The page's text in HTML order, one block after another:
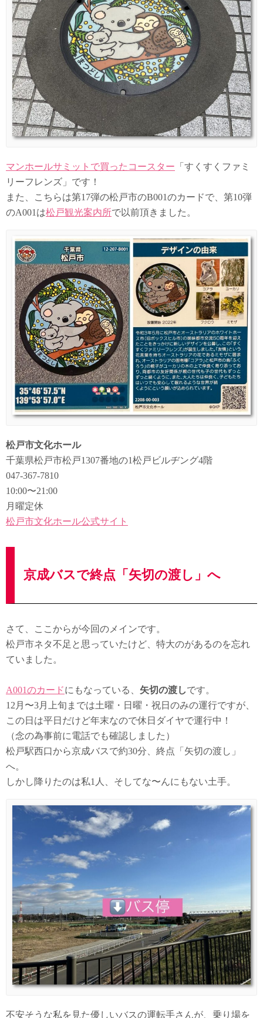
マンホールサミットで買ったコースター 「すくすくファミ
リーフレンズ」です！
また、こちらは第17弾の松戸市のB001のカードで、第10弾
のA001は松戸観光案内所で以前頂きました。
松戸市文化ホール
千葉県松戸市松戸1307番地の1松戸ビルヂング4階
047-367-7810
10:00〜21:00
月曜定休
松戸市文化ホール公式サイト
京成バスで終点「矢切の渡し」へ
さて、ここからが今回のメインです。
松戸市ネタ不足と思っていたけど、特大のがあるのを忘れ
ていました。
A001のカードにもなっている、 矢切の渡しです。
12月〜3月上旬までは土曜・日曜・祝日のみの運行ですが、
この日は平日だけど年末なので休日ダイヤで運行中！
（念の為事前に電話でも確認しました）
松戸駅西口から京成バスで約30分、終点「矢切の渡し」
へ。
しかし降りたのは私1人、そしてな〜んにもない土手。
不安そうな私を見た優しいバスの運転手さんが、乗り場を